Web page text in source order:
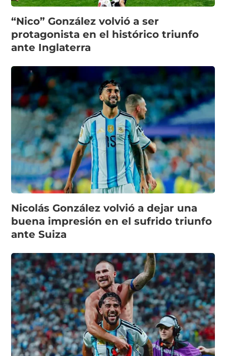
“Nico” González volvió a ser
protagonista en el histórico triunfo
ante Inglaterra
Nicolás González volvió a dejar una
buena impresión en el sufrido triunfo
ante Suiza